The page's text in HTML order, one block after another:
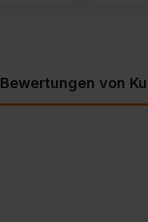
Bewertungen von